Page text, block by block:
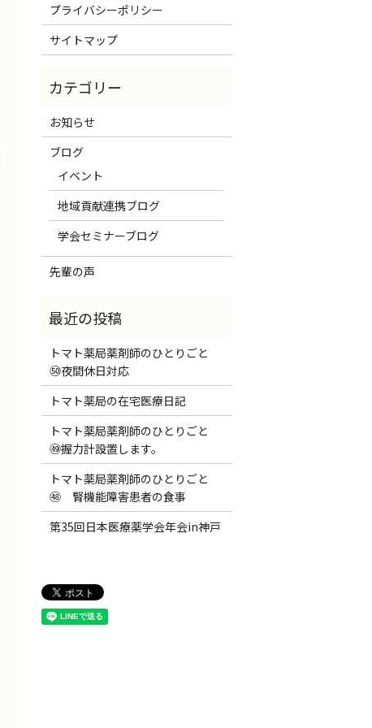
プライバシーポリシー
サイトマップ
お知らせ
ブログ
イベント
地域貢献連携ブログ
学会セミナーブログ
先輩の声
トマト薬局薬剤師のひとりごと
㊿夜間休日対応
トマト薬局の在宅医療日記
トマト薬局薬剤師のひとりごと
㊾握力計設置します。
トマト薬局薬剤師のひとりごと
㊽ 腎機能障害患者の食事
第35回日本医療薬学会年会in神戸